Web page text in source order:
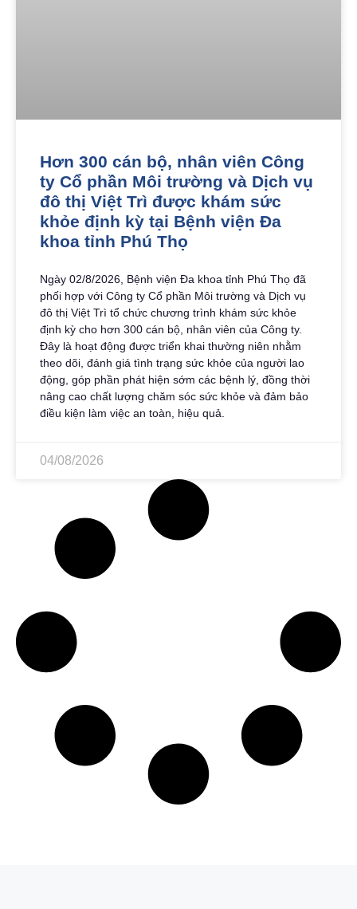
Hơn 300 cán bộ, nhân viên Công
ty Cổ phần Môi trường và Dịch vụ
đô thị Việt Trì được khám sức
khỏe định kỳ tại Bệnh viện Đa
khoa tỉnh Phú Thọ
Ngày 02/8/2026, Bệnh viện Đa khoa tỉnh Phú Thọ đã
phối hợp với Công ty Cổ phần Môi trường và Dịch vụ
đô thị Việt Trì tổ chức chương trình khám sức khỏe
định kỳ cho hơn 300 cán bộ, nhân viên của Công ty.
Đây là hoạt động được triển khai thường niên nhằm
theo dõi, đánh giá tình trạng sức khỏe của người lao
động, góp phần phát hiện sớm các bệnh lý, đồng thời
nâng cao chất lượng chăm sóc sức khỏe và đảm bảo
điều kiện làm việc an toàn, hiệu quả.
04/08/2026